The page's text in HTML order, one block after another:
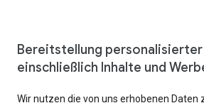
Bereitstellung
einschließlich Inhalte und
Wir nutzen die von uns erhobenen Daten